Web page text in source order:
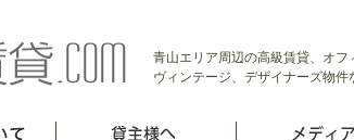
青山エリア周辺の高級賃貸、オフ
ヴィンテージ、デザイナーズ物件